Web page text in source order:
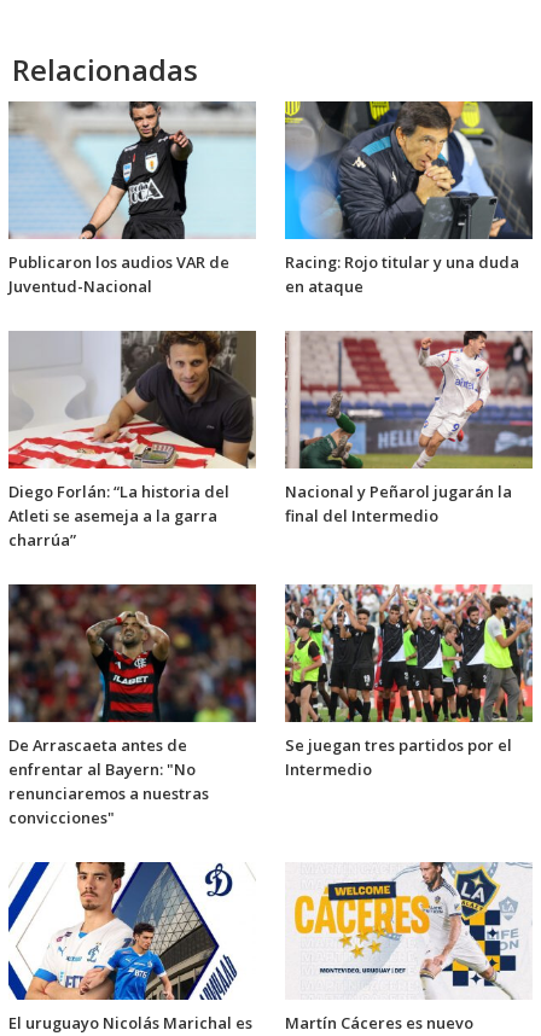
Relacionadas
Publicaron los audios VAR de
Juventud-Nacional
Racing: Rojo titular y una duda
en ataque
Diego Forlán: “La historia del
Atleti se asemeja a la garra
charrúa”
Nacional y Peñarol jugarán la
final del Intermedio
De Arrascaeta antes de
enfrentar al Bayern: "No
renunciaremos a nuestras
convicciones"
Se juegan tres partidos por el
Intermedio
El uruguayo Nicolás Marichal es Martín Cáceres es nuevo